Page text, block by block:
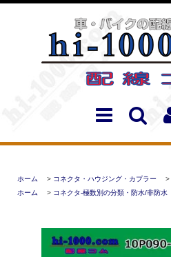
ホーム > コネクタ・ハウジング・カプラー >
ホーム
> コネクタ-極数別の分類・防水/非防水